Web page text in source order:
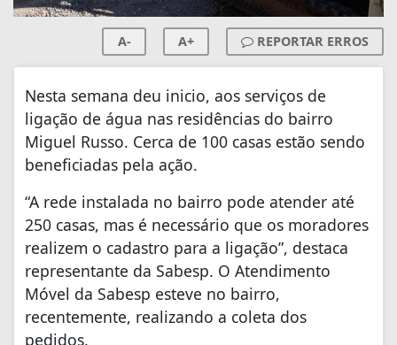
A- A+ REPORTAR ERROS
Nesta semana deu inicio, aos serviços de
ligação de água nas residências do bairro
Miguel Russo. Cerca de 100 casas estão sendo
beneficiadas pela ação.
“A rede instalada no bairro pode atender até
250 casas, mas é necessário que os moradores
realizem o cadastro para a ligação”, destaca
representante da Sabesp. O Atendimento
Móvel da Sabesp esteve no bairro,
recentemente, realizando a coleta dos
pedidos.